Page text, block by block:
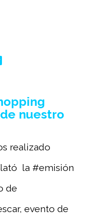
nuestro
realizado
la #emisión
de
evento de